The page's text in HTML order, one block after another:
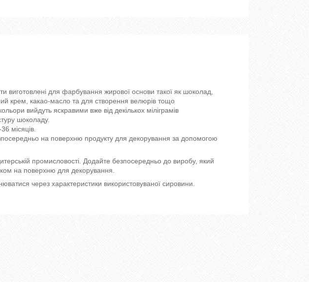
виготовлені для фарбування жирової основи такої як шоколад,
крем, какао-масло та для створення велюрів тощо
вийдуть яскравими вже від декількох міліграмів
шоколаду.
місяців.
на поверхню продукту для декорування за допомогою
промисловості. Додайте безпосередньо до виробу, який
на поверхню для декорування.
через характеристики використовуваної сировини.